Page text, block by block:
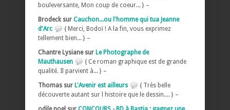
bouleversante, Mon coup de coeur... } –
Brodeck sur Cauchon...ou l'homme qui tua Jeanne
d'Arc
{ Merci, Bodoï ! A la fin, vous exprimez
tellement bien... } –
Chantre Lysiane sur Le Photographe de
Mauthausen
{ Ce roman graphique est de grande
qualité. Il parvient à... } –
Thomas sur L'Avenir est ailleurs
{ Très belle
découverte autant sur l histoire que le dessin.... } –